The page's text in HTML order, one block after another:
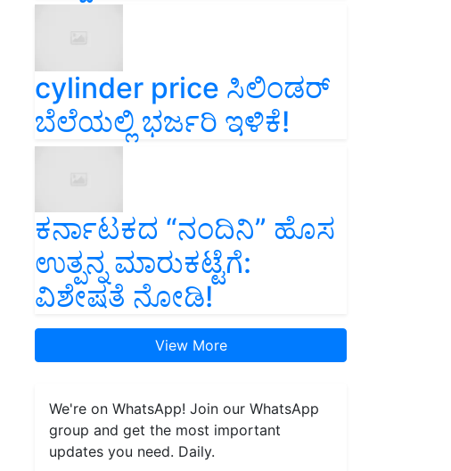
cylinder price ಸಿಲಿಂಡರ್‌
ಬೆಲೆಯಲ್ಲಿ ಭರ್ಜರಿ ಇಳಿಕೆ!
ಕರ್ನಾಟಕದ “ನಂದಿನಿ” ಹೊಸ
ಉತ್ಪನ್ನ ಮಾರುಕಟ್ಟೆಗೆ:
ವಿಶೇಷತೆ ನೋಡಿ!
View More
We're on WhatsApp! Join our WhatsApp
group and get the most important
updates you need. Daily.